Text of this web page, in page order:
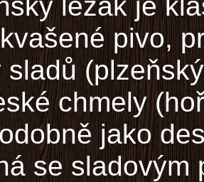
pivo,
sladů
chmely
jako
se